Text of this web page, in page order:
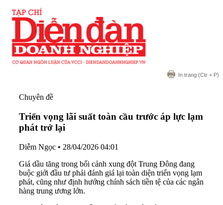
In trang (Ctr + P)
Chuyên đề
Triển vọng lãi suất toàn cầu trước áp lực lạm
phát trở lại
Diễm Ngọc • 28/04/2026 04:01
Giá dầu tăng trong bối cảnh xung đột Trung Đông đang
buộc giới đầu tư phải đánh giá lại toàn diện triển vọng lạm
phát, cũng như định hướng chính sách tiền tệ của các ngân
hàng trung ương lớn.